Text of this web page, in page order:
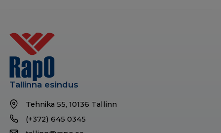
Tallinna esindus
Tehnika 55, 10136 Tallinn
(+372) 645 0345